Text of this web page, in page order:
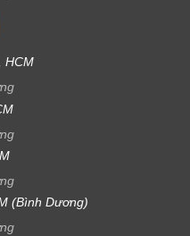
HCM
(Bình Dương)